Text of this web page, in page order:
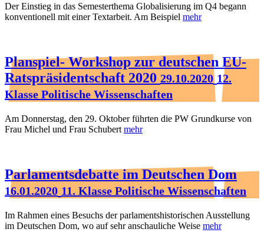
Der Einstieg in das Semesterthema Globalisierung im Q4 begann
konventionell mit einer Textarbeit. Am Beispiel mehr
Planspiel- Workshop zur deutschen EU-
Ratspräsidentschaft 2020 29.10.2020 12.
Klasse Politische Wissenschaften
Am Donnerstag, den 29. Oktober führten die PW Grundkurse von
Frau Michel und Frau Schubert mehr
Parlamentsdebatte im Deutschen Dom
16.01.2020 11. Klasse Politische Wissenschaften
Im Rahmen eines Besuchs der parlamentshistorischen Ausstellung
im Deutschen Dom, wo auf sehr anschauliche Weise mehr